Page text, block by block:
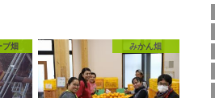
ブ畑 みかん畑